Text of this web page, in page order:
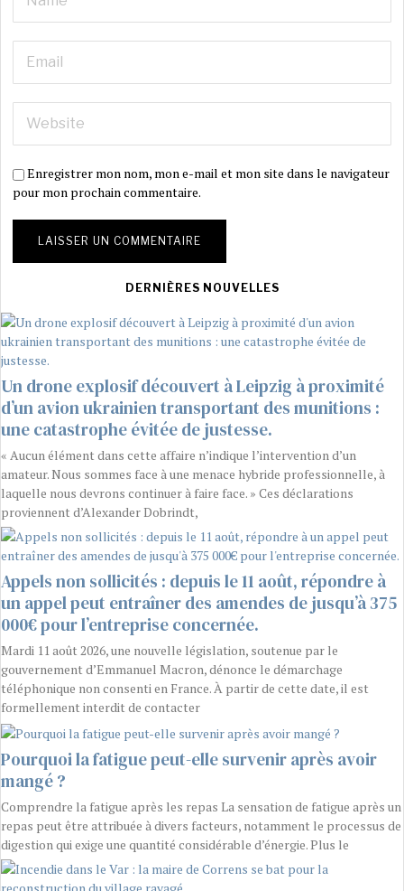
Enregistrer mon nom, mon e-mail et mon site dans le navigateur
pour mon prochain commentaire.
DERNIÈRES NOUVELLES
Un drone explosif découvert à Leipzig à proximité
d’un avion ukrainien transportant des munitions :
une catastrophe évitée de justesse.
« Aucun élément dans cette affaire n’indique l’intervention d’un
amateur. Nous sommes face à une menace hybride professionnelle, à
laquelle nous devrons continuer à faire face. » Ces déclarations
proviennent d’Alexander Dobrindt,
Appels non sollicités : depuis le 11 août, répondre à
un appel peut entraîner des amendes de jusqu’à 375
000€ pour l’entreprise concernée.
Mardi 11 août 2026, une nouvelle législation, soutenue par le
gouvernement d’Emmanuel Macron, dénonce le démarchage
téléphonique non consenti en France. À partir de cette date, il est
formellement interdit de contacter
Pourquoi la fatigue peut-elle survenir après avoir
mangé ?
Comprendre la fatigue après les repas La sensation de fatigue après un
repas peut être attribuée à divers facteurs, notamment le processus de
digestion qui exige une quantité considérable d’énergie. Plus le